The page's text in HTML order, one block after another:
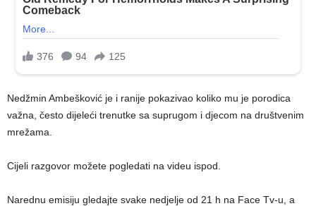
Nedžmin Ambešković je i ranije pokazivao koliko mu je porodica
važna, često dijeleći trenutke sa suprugom i djecom na društvenim
mrežama.
Cijeli razgovor možete pogledati na videu ispod.
Narednu emisiju gledajte svake nedjelje od 21 h na Face Tv-u, a